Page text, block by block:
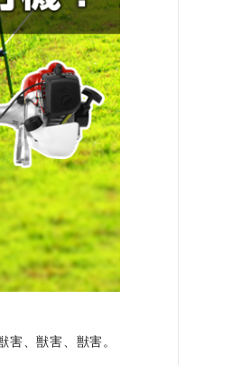
、獣害、獣害。